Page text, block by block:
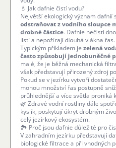
💧 Jak dafnie čistí vodu?
Největší ekologický význam dafnií
odstraňovat z vodního sloupce
drobné částice. Dafnie nečistí
listí a nepožírají dlouhá vlákna řas.
Typickým příkladem je zelená
často způsobují jednobuněčné
malé, že je běžná mechanická
však představují přirozený zdroj
Pokud se v jezírku vytvoří
mohou množství řas postupně
průhlednější a více světla proniká
🌿 Zdravé vodní rostliny dále
kyslík, poskytují úkryt drobným
celý jezírkový ekosystém.
🏞️ Proč jsou dafnie důležité pro
V zahradním jezírku představují
biologické filtrace a při vhodných